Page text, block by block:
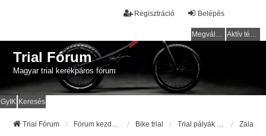
Belépés
Regisztráció
Megválaszolatlan témák Aktív témák
Trial Fórum
Magyar trial kerékpáros fórum
GyIK Keresés
Trial Fórum Bike trial Zala